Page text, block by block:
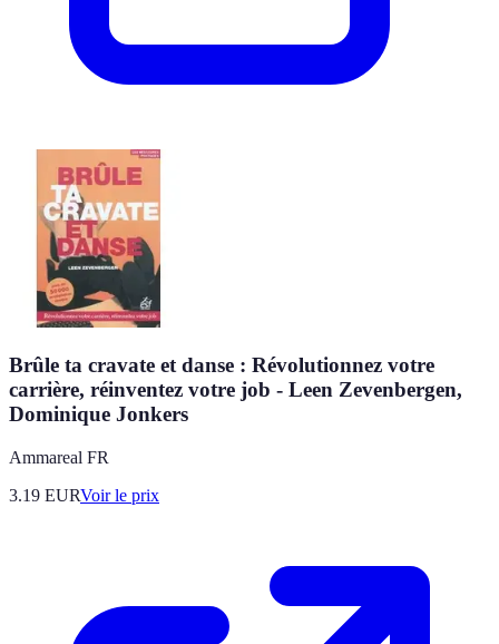
Brûle ta cravate et danse : Révolutionnez votre
carrière, réinventez votre job - Leen Zevenbergen,
Dominique Jonkers
Ammareal FR
3.19 EURVoir le prix